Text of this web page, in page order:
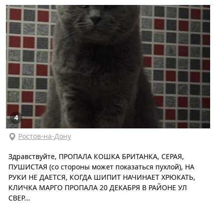
4
Ростов-на-Дону
Здравствуйте, ПРОПАЛА КОШКА БРИТАНКА, СЕРАЯ,
ПУШИСТАЯ (со стороны может показаться пухлой), НА
РУКИ НЕ ДАЕТСЯ, КОГДА ШИПИТ НАЧИНАЕТ ХРЮКАТЬ,
КЛИЧКА МАРГО ПРОПАЛА 20 ДЕКАБРЯ В РАЙОНЕ УЛ
СВЕР...